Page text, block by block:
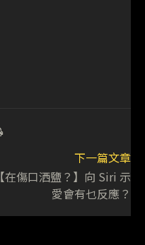
下一篇文章
【在傷口洒鹽？】向 Siri 示
愛會有乜反應？